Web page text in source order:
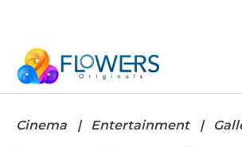
Cinema Entertainment